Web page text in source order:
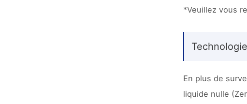
*Veuillez vous
En plus de
liquide nulle